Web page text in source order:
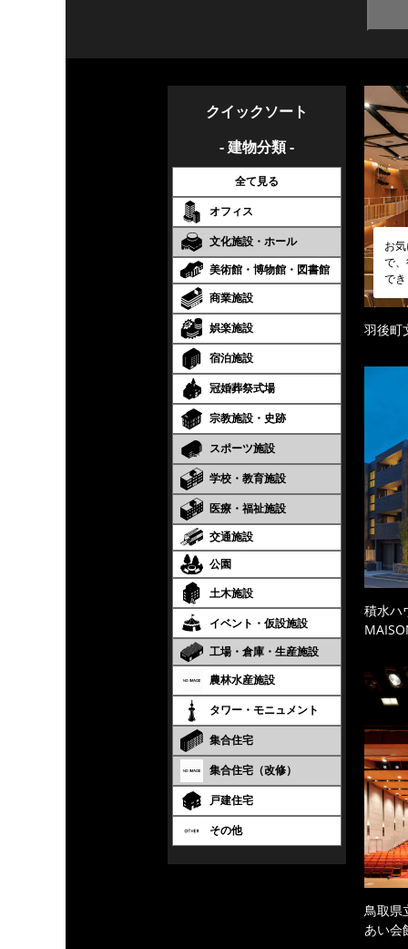
クイックソート
- 建物分類 -
全て見る
オフィス
文化施設・ホール
美術館・博物館・図書館
商業施設
娯楽施設
宿泊施設
冠婚葬祭式場
宗教施設・史跡
スポーツ施設
学校・教育施設
医療・福祉施設
交通施設
公園
土木施設
イベント・仮設施設
工場・倉庫・生産施設
農林水産施設
タワー・モニュメント
集合住宅
集合住宅（改修）
戸建住宅
その他
お
で
で
羽後
積水
鳥取県
あい会